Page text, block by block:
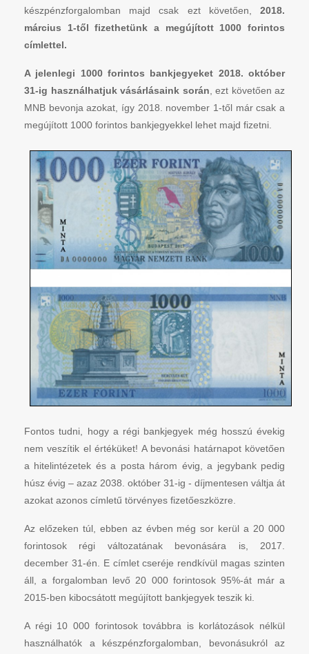
készpénzforgalomban majd csak ezt követően, 2018.
március 1-től fizethetünk a megújított 1000 forintos
címlettel.
A jelenlegi 1000 forintos bankjegyeket 2018. október
31-ig használhatjuk vásárlásaink során, ezt követően az
MNB bevonja azokat, így 2018. november 1-től már csak a
megújított 1000 forintos bankjegyekkel lehet majd fizetni.
Fontos tudni, hogy a régi bankjegyek még hosszú évekig
nem veszítik el értéküket! A bevonási határnapot követően
a hitelintézetek és a posta három évig, a jegybank pedig
húsz évig – azaz 2038. október 31-ig - díjmentesen váltja át
azokat azonos címletű törvényes fizetőeszközre.
Az előzeken túl, ebben az évben még sor kerül a 20 000
forintosok régi változatának bevonására is, 2017.
december 31-én. E címlet cseréje rendkívül magas szinten
áll, a forgalomban levő 20 000 forintosok 95%-át már a
2015-ben kibocsátott megújított bankjegyek teszik ki.
A régi 10 000 forintosok továbbra is korlátozások nélkül
használhatók a készpénzforgalomban, bevonásukról az